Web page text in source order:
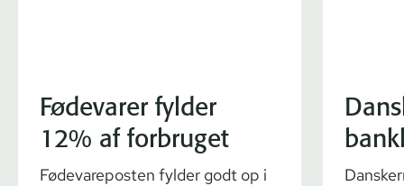
Fødevarer fylder
12% af forbruget
Fødevareposten fylder godt op i